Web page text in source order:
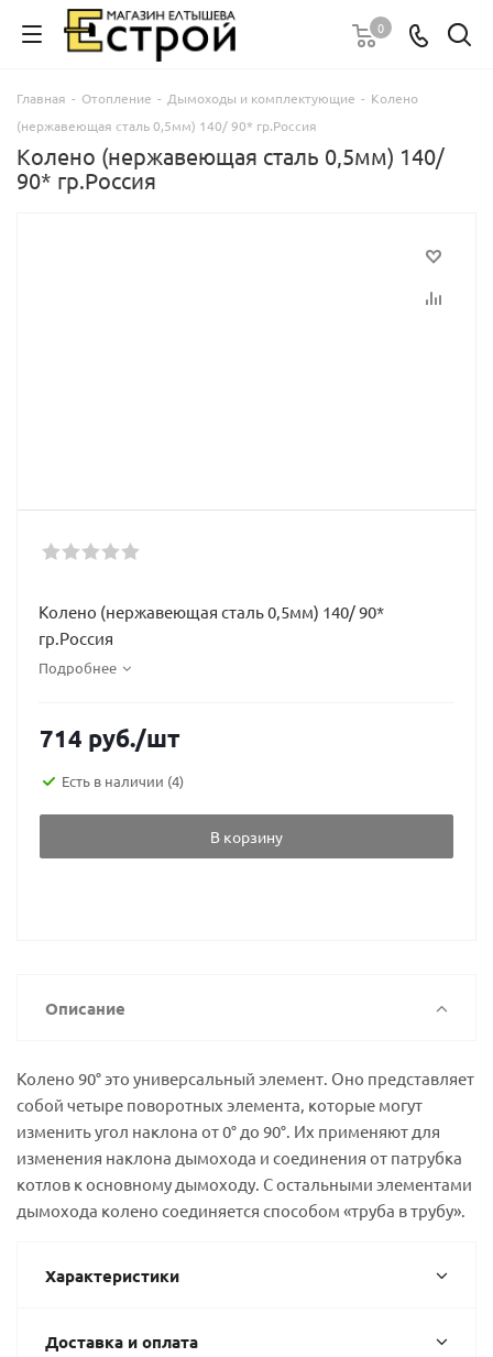
0
Главная - Отопление - Дымоходы и комплектующие - Колено
(нержавеющая сталь 0,5мм) 140/ 90* гр.Россия
Колено (нержавеющая сталь 0,5мм) 140/
90* гр.Россия
Колено (нержавеющая сталь 0,5мм) 140/ 90*
гр.Россия
Подробнее
714 руб./шт
Есть в наличии (4)
В корзину
Описание
Колено 90° это универсальный элемент. Оно представляет
собой четыре поворотных элемента, которые могут
изменить угол наклона от 0° до 90°. Их применяют для
изменения наклона дымохода и соединения от патрубка
котлов к основному дымоходу. С остальными элементами
дымохода колено соединяется способом «труба в трубу».
Характеристики
Доставка и оплата